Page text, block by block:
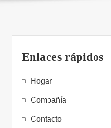
Enlaces rápidos
Hogar
Compañía
Contacto